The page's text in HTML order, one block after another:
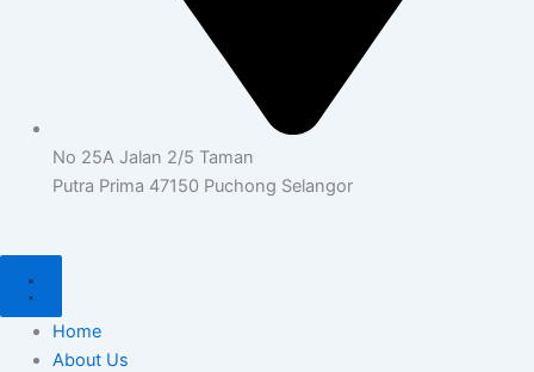
No 25A Jalan 2/5 Taman
Putra Prima 47150 Puchong Selangor
Home
About Us